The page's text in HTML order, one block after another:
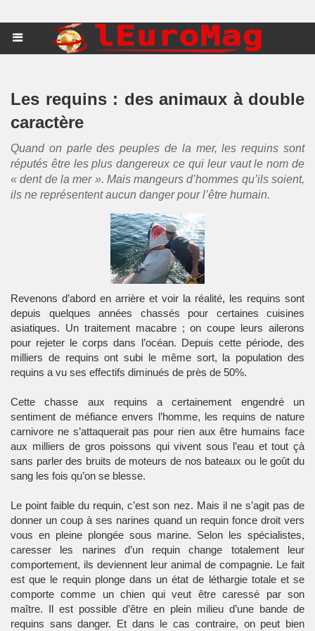
Les requins : des animaux à double
caractère
Quand on parle des peuples de la mer, les requins sont
réputés être les plus dangereux ce qui leur vaut le nom de
« dent de la mer ». Mais mangeurs d’hommes qu’ils soient,
ils ne représentent aucun danger pour l’être humain.
Revenons d’abord en arrière et voir la réalité, les requins sont
depuis quelques années chassés pour certaines cuisines
asiatiques. Un traitement macabre ; on coupe leurs ailerons
pour rejeter le corps dans l’océan. Depuis cette période, des
milliers de requins ont subi le même sort, la population des
requins a vu ses effectifs diminués de près de 50%.
Cette chasse aux requins a certainement engendré un
sentiment de méfiance envers l’homme, les requins de nature
carnivore ne s’attaquerait pas pour rien aux être humains face
aux milliers de gros poissons qui vivent sous l’eau et tout çà
sans parler des bruits de moteurs de nos bateaux ou le goût du
sang les fois qu’on se blesse.
Le point faible du requin, c’est son nez. Mais il ne s’agit pas de
donner un coup à ses narines quand un requin fonce droit vers
vous en pleine plongée sous marine. Selon les spécialistes,
caresser les narines d’un requin change totalement leur
comportement, ils deviennent leur animal de compagnie. Le fait
est que le requin plonge dans un état de léthargie totale et se
comporte comme un chien qui veut être caressé par son
maître. Il est possible d’être en plein milieu d’une bande de
requins sans danger. Et dans le cas contraire, on peut bien